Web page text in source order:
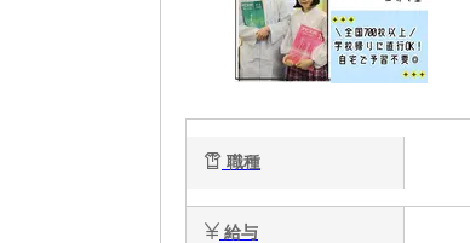
職種
給与